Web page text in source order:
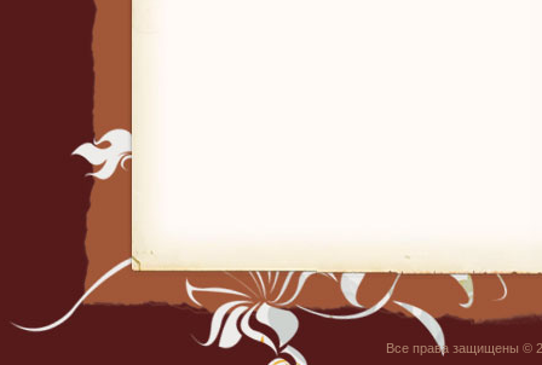
Все права защищены ©